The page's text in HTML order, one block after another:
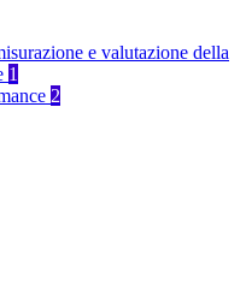
e valutazione della
1
2